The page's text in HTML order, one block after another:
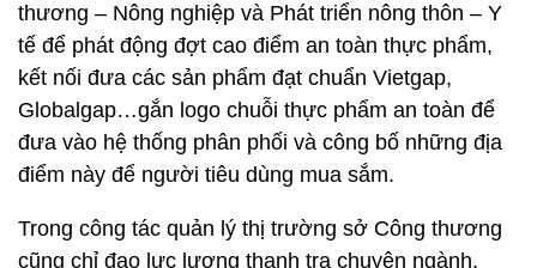
thương – Nông nghiệp và Phát triển nông thôn – Y
tế để phát động đợt cao điểm an toàn thực phẩm,
kết nối đưa các sản phẩm đạt chuẩn Vietgap,
Globalgap…gắn logo chuỗi thực phẩm an toàn để
đưa vào hệ thống phân phối và công bố những địa
điểm này để người tiêu dùng mua sắm.
Trong công tác quản lý thị trường sở Công thương
cũng chỉ đạo lực lượng thanh tra chuyện ngành,